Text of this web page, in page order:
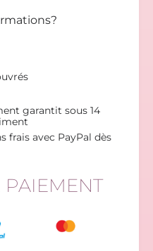
garantit sous 14
frais avec PayPal dès